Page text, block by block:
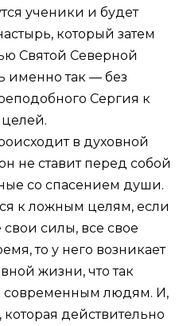
ученики и будет
который затем
Святой Северной
именно так — без
Сергия к
в духовной
не ставит перед собой
со спасением души.
к ложным целям, если
свои силы, все свое
то у него возникает
жизни, что так
современным людям. И,
действительно